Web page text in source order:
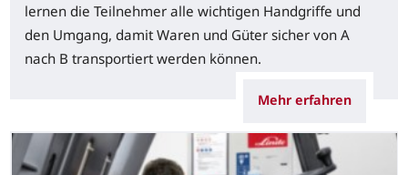
lernen die Teilnehmer alle wichtigen Handgriffe und
den Umgang, damit Waren und Güter sicher von A
nach B transportiert werden können.
Mehr erfahren